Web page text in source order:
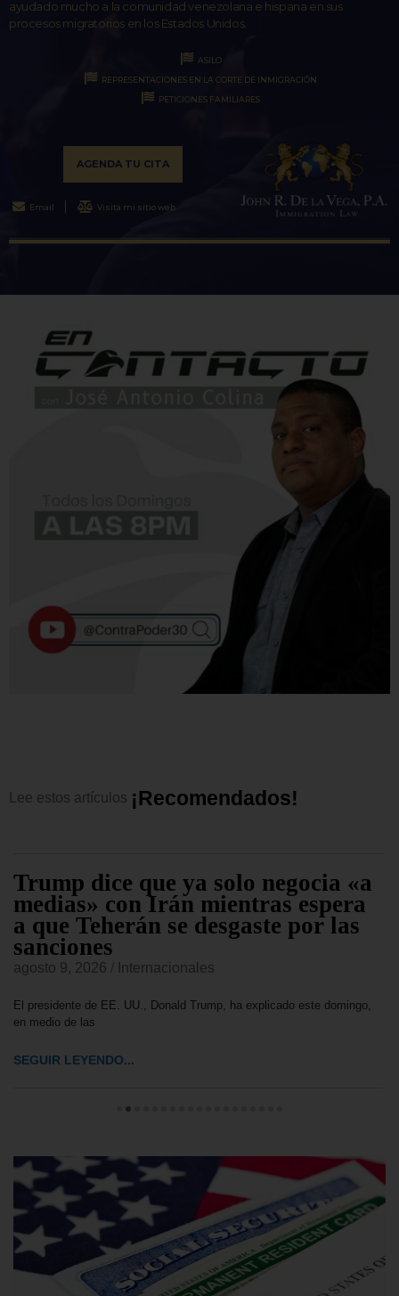
ayudado mucho a la comunidad venezolana e hispana en sus
procesos migratorios en los Estados Unidos.
ASILO
REPRESENTACIONES EN LA CORTE DE INMIGRACIÓN
PETICIONES FAMILIARES
AGENDA TU CITA
Email Visita mi sitio web
Lee estos artículos ¡Recomend ad os!
Trump dice que ya solo negocia «a
medias» con Irán mientras espera
a que Teherán se desgaste por las
sanciones
agosto 9, 2026 Internacionales
El presidente de EE. UU., Donald Trump, ha explicado este domingo,
en medio de las
SEGUIR LEYENDO...